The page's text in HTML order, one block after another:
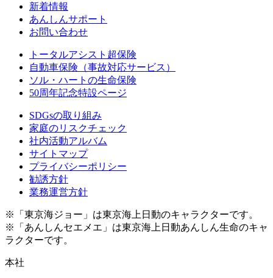
新着情報
あんしんサポート
お問い合わせ
トータルアシスト超保険
自動車保険（事故対応サービス）
ソル・ハートの生命保険
50周年記念特設ページ
SDGsの取り組み
家庭のリスクチェック
社内活動アルバム
サイトマップ
プライバシーポリシー
勧誘方針
業務運営方針
※「東京海ジョー」は東京海上日動のキャラクターです。
※「あんしんセエメエ」は東京海上日動あんしん生命のキャ
ラクターです。
本社